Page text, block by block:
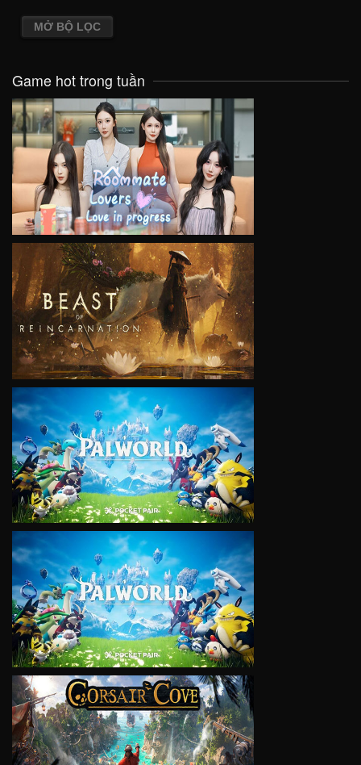
MỞ BỘ LỌC
Game hot trong tuần
VIEW
VIEW
VIEW
VIEW
VIEW